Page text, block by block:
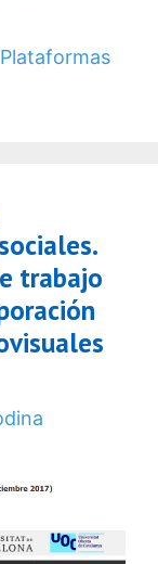
Plataformas
trabajo